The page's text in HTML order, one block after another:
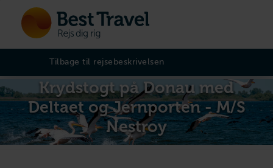
Tilbage til rejsebeskrivelsen
Krydstogt på Donau med
Deltaet og Jernporten - M/S
Nestroy